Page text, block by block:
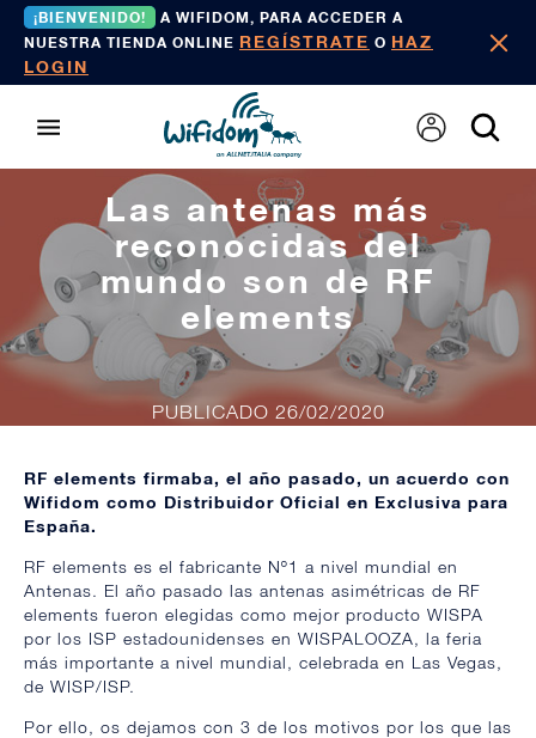
¡BIENVENIDO!
A WIFIDOM, PARA ACCEDER A
NUESTRA TIENDA ONLINE REGÍSTRATE O HAZ
LOGIN
Las antenas más
reconocidas del
mundo son de RF
elements
PUBLICADO 26/02/2020
RF elements firmaba, el año pasado, un acuerdo con
Wifidom como Distribuidor Oficial en Exclusiva para
España.
RF elements es el fabricante Nº1 a nivel mundial en
Antenas. El año pasado las antenas asimétricas de RF
elements fueron elegidas como mejor producto WISPA
por los ISP estadounidenses en WISPALOOZA, la feria
más importante a nivel mundial, celebrada en Las Vegas,
de WISP/ISP.
Por ello, os dejamos con 3 de los motivos por los que las